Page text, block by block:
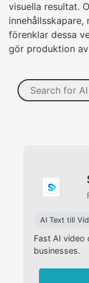
visuella resultat.
förenklar dessa
gör produktion
AI Text till
Fast AI video
businesses.